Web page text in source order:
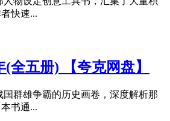
快速...
全五册) 【夸克网盘】
群雄争霸的历史画卷，深度解析那
书通...